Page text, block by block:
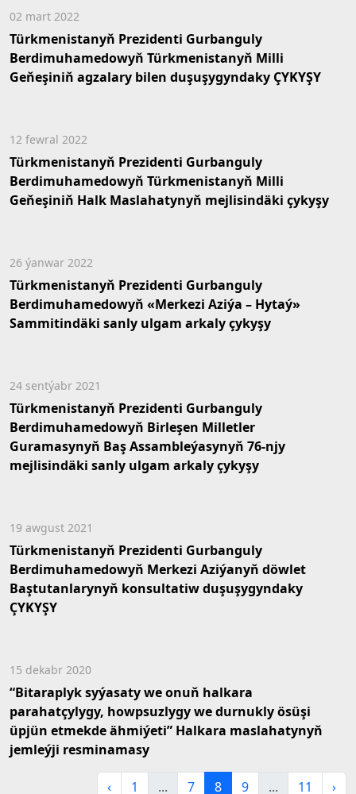
02 mart 2022
Türkmenistanyň Prezidenti Gurbanguly
Berdimuhamedowyň Türkmenistanyň Milli
Geňeşiniň agzalary bilen duşuşygyndaky ÇYKYŞY
12 fewral 2022
Türkmenistanyň Prezidenti Gurbanguly
Berdimuhamedowyň Türkmenistanyň Milli
Geňeşiniň Halk Maslahatynyň mejlisindäki çykyşy
26 ýanwar 2022
Türkmenistanyň Prezidenti Gurbanguly
Berdimuhamedowyň «Merkezi Aziýa – Hytaý»
Sammitindäki sanly ulgam arkaly çykyşy
24 sentýabr 2021
Türkmenistanyň Prezidenti Gurbanguly
Berdimuhamedowyň Birleşen Milletler
Guramasynyň Baş Assambleýasynyň 76-njy
mejlisindäki sanly ulgam arkaly çykyşy
19 awgust 2021
Türkmenistanyň Prezidenti Gurbanguly
Berdimuhamedowyň Merkezi Aziýanyň döwlet
Baştutanlarynyň konsultatiw duşuşygyndaky
ÇYKYŞY
15 dekabr 2020
“Bitaraplyk syýasaty we onuň halkara
parahatçylygy, howpsuzlygy we durnukly ösüşi
üpjün etmekde ähmiýeti” Halkara maslahatynyň
jemleýji resminamasy
‹ 1 ... 7 8 9 ... 11 ›